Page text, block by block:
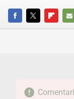
FACEBOOKTWITTER
E-